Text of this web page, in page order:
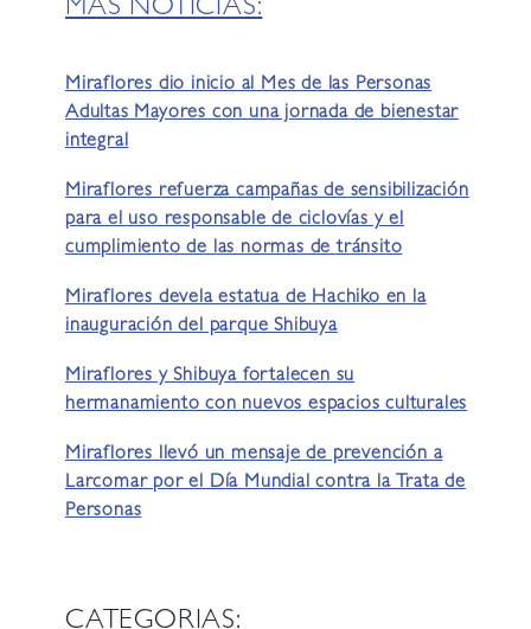
MÁS NOTICIAS:
Miraflores dio inicio al Mes de las Personas
Adultas Mayores con una jornada de bienestar
integral
Miraflores refuerza campañas de sensibilización
para el uso responsable de ciclovías y el
cumplimiento de las normas de tránsito
Miraflores devela estatua de Hachiko en la
inauguración del parque Shibuya
Miraflores y Shibuya fortalecen su
hermanamiento con nuevos espacios culturales
Miraflores llevó un mensaje de prevención a
Larcomar por el Día Mundial contra la Trata de
Personas
CATEGORIAS: